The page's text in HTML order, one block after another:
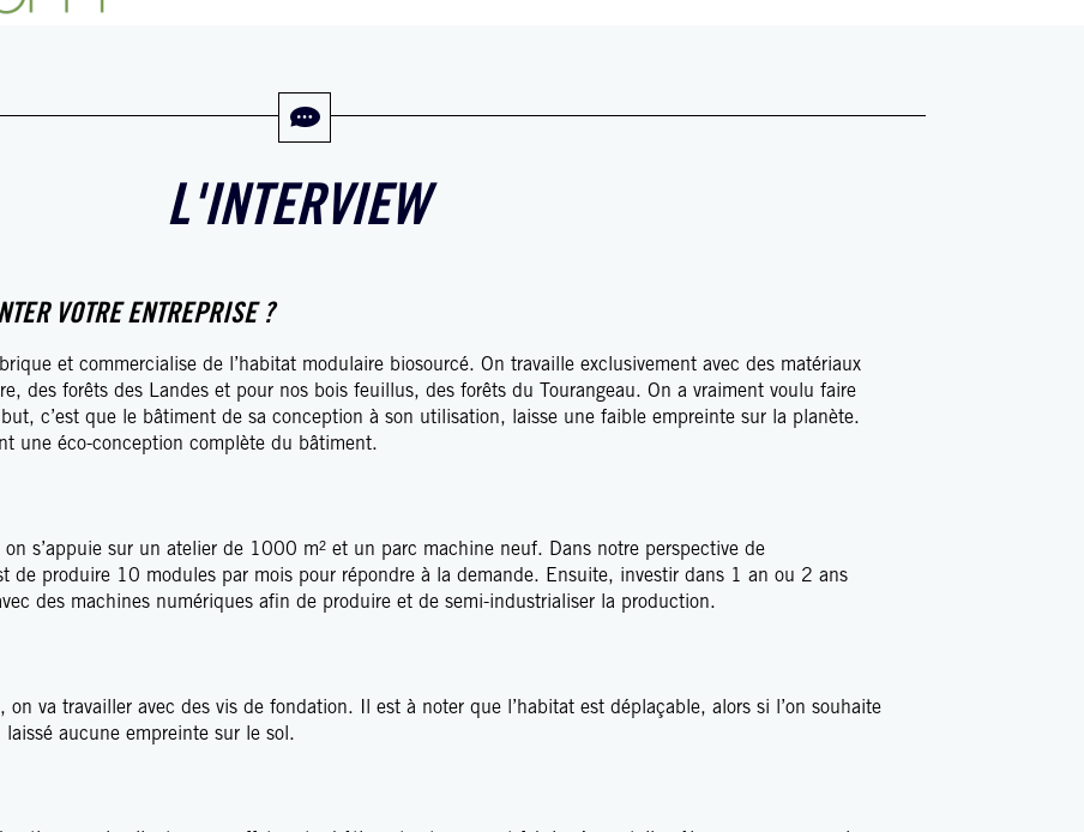
L'INTERVIEW
VOTRE ENTREPRISE ?
et commercialise de l’habitat modulaire biosourcé. On travaille exclusivement avec des matériaux
des forêts des Landes et pour nos bois feuillus, des forêts du Tourangeau. On a vraiment voulu faire
c’est que le bâtiment de sa conception à son utilisation, laisse une faible empreinte sur la planète.
une éco-conception complète du bâtiment.
s’appuie sur un atelier de 1000 m² et un parc machine neuf. Dans notre perspective de
de produire 10 modules par mois pour répondre à la demande. Ensuite, investir dans 1 an ou 2 ans
des machines numériques afin de produire et de semi-industrialiser la production.
va travailler avec des vis de fondation. Il est à noter que l’habitat est déplaçable, alors si l’on souhaite
aucune empreinte sur le sol.